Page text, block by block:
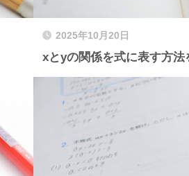
2025年10月20日
xとyの関係を式に表す方